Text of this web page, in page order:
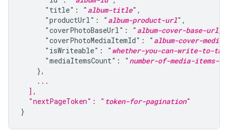
      "title": "
album-title",
      "productUrl": "
album-product-url",
      "coverPhotoBaseUrl": "
album-cover-base-
      "coverPhotoMediaItemId": "
album-cover-
      "isWriteable": "
whether-you-can-write-to-
      "mediaItemsCount": "
number-of-media-items-
    ...
  ],
  "nextPageToken": "
token-for-pagination"
}